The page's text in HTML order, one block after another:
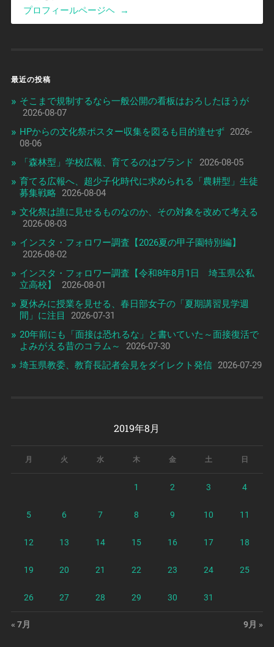
プロフィールページヘ
→
最近の投稿
そこまで規制するなら一般公開の看板はおろしたほうが
2026-08-07
HPからの文化祭ポスター収集を図るも目的達せず
2026-
08-06
「森林型」学校広報、育てるのはブランド
2026-08-05
育てる広報へ、超少子化時代に求められる「農耕型」生徒
募集戦略
2026-08-04
文化祭は誰に見せるものなのか、その対象を改めて考える
2026-08-03
インスタ・フォロワー調査【2026夏の甲子園特別編】
2026-08-02
インスタ・フォロワー調査【令和8年8月1日 埼玉県公私
立高校】
2026-08-01
夏休みに授業を見せる、春日部女子の「夏期講習見学週
間」に注目
2026-07-31
20年前にも「面接は恐れるな」と書いていた～面接復活で
よみがえる昔のコラム～
2026-07-30
埼玉県教委、教育長記者会見をダイレクト発信 2026-07-29
2019年8月
月 火 水 木 金 土 日
1 2 3 4
5 6 7 8 9 10 11
12 13 14 15 16 17 18
19 20 21 22 23 24 25
26 27 28 29 30 31
« 7月 9月 »